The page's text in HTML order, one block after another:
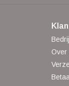
Over